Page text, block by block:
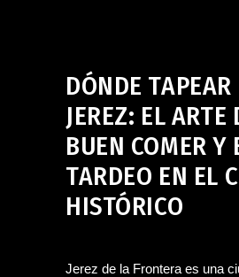
DÓNDE TAPEAR
JEREZ: EL ARTE
BUEN COMER Y
TARDEO EN EL
HISTÓRICO
Jerez de la Frontera es una